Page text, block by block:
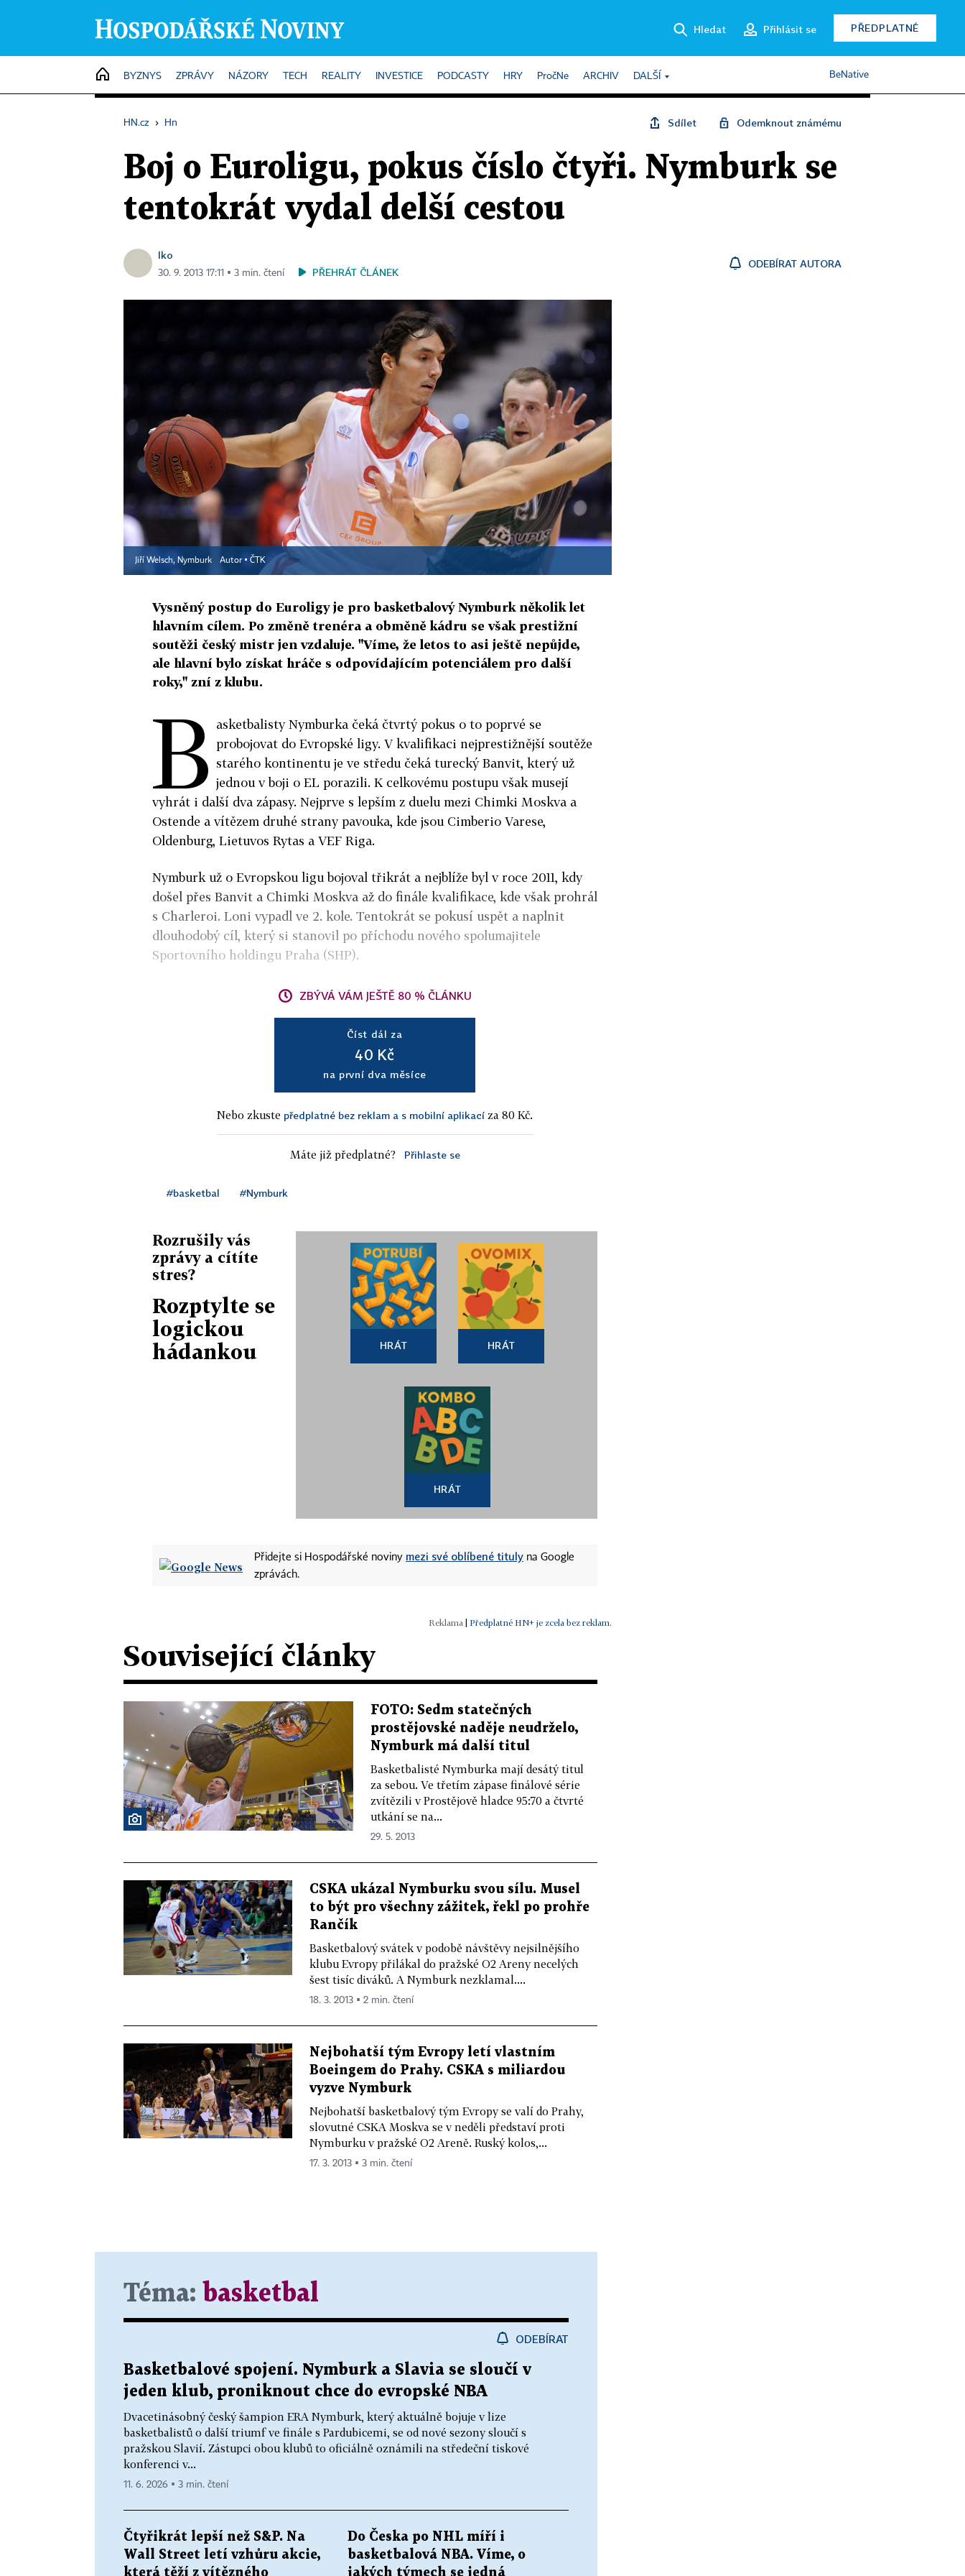
Hledat Přihlásit se PŘEDPLATNÉ
HOME
BYZNYS ZPRÁVY NÁZORY TECH REALITY INVESTICE PODCASTY HRY PročNe ARCHIV DALŠÍ BeNative
HN.cz › Hn Sdílet Odemknout známému
Boj o Euroligu, pokus číslo čtyři. Nymburk se
tentokrát vydal delší cestou
lko
30. 9. 2013 17:11 ▪ 3 min. čtení PŘEHRÁT ČLÁNEK
ODEBÍRAT AUTORA
Jiří Welsch, Nymburk Autor ▪ ČTK
Vysněný postup do Euroligy je pro basketbalový Nymburk několik let
hlavním cílem. Po změně trenéra a obměně kádru se však prestižní
soutěži český mistr jen vzdaluje. "Víme, že letos to asi ještě nepůjde,
ale hlavní bylo získat hráče s odpovídajícím potenciálem pro další
roky," zní z klubu.
B asketbalisty Nymburka čeká čtvrtý pokus o to poprvé se
probojovat do Evropské ligy. V kvalifikaci nejprestižnější soutěže
starého kontinentu je ve středu čeká turecký Banvit, který už
jednou v boji o EL porazili. K celkovému postupu však musejí
vyhrát i další dva zápasy. Nejprve s lepším z duelu mezi Chimki Moskva a
Ostende a vítězem druhé strany pavouka, kde jsou Cimberio Varese,
Oldenburg, Lietuvos Rytas a VEF Riga.
Nymburk už o Evropskou ligu bojoval třikrát a nejblíže byl v roce 2011, kdy
došel přes Banvit a Chimki Moskva až do finále kvalifikace, kde však prohrál
s Charleroi. Loni vypadl ve 2. kole. Tentokrát se pokusí uspět a naplnit
dlouhodobý cíl, který si stanovil po příchodu nového spolumajitele
Sportovního holdingu Praha (SHP).
ZBÝVÁ VÁM JEŠTĚ 80 % ČLÁNKU
Číst dál za
40 Kč
na první dva měsíce
Nebo zkuste předplatné bez reklam a s mobilní aplikací za 80 Kč.
Máte již předplatné? Přihlaste se
#basketbal #Nymburk
Rozrušily vás
zprávy a cítíte
stres?
Rozptylte se
logickou
hádankou
HRÁT HRÁT
HRÁT
Přidejte si Hospodářské noviny mezi své oblíbené tituly na Google
zprávách.
| Předplatné HN+ je zcela bez reklam.
Související články
FOTO: Sedm statečných
prostějovské naděje neudrželo,
Nymburk má další titul
Basketbalisté Nymburka mají desátý titul
za sebou. Ve třetím zápase finálové série
zvítězili v Prostějově hladce 95:70 a čtvrté
utkání se na...
29. 5. 2013
CSKA ukázal Nymburku svou sílu. Musel
to být pro všechny zážitek, řekl po prohře
Rančík
Basketbalový svátek v podobě návštěvy nejsilnějšího
klubu Evropy přilákal do pražské O2 Areny necelých
šest tisíc diváků. A Nymburk nezklamal....
18. 3. 2013 ▪ 2 min. čtení
Nejbohatší tým Evropy letí vlastním
Boeingem do Prahy. CSKA s miliardou
vyzve Nymburk
Nejbohatší basketbalový tým Evropy se valí do Prahy,
slovutné CSKA Moskva se v neděli představí proti
Nymburku v pražské O2 Areně. Ruský kolos,...
17. 3. 2013 ▪ 3 min. čtení
Téma: basketbal
ODEBÍRAT
Basketbalové spojení. Nymburk a Slavia se sloučí v
jeden klub, proniknout chce do evropské NBA
Dvacetinásobný český šampion ERA Nymburk, který aktuálně bojuje v lize
basketbalistů o další triumf ve finále s Pardubicemi, se od nové sezony sloučí s
pražskou Slavií. Zástupci obou klubů to oficiálně oznámili na středeční tiskové
konferenci v...
11. 6. 2026 ▪ 3 min. čtení
Čtyřikrát lepší než S&P. Na
Wall Street letí vzhůru akcie,
která těží z vítězného
Do Česka po NHL míří i
basketbalová NBA. Víme, o
jakých týmech se jedná